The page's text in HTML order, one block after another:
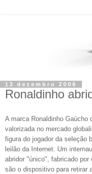
13 dezembro 2006
Ronaldinho
A marca Ronaldinho Gaúcho
valorizada no mercado
figura do jogador da seleção
leilão da Internet. Um
abridor "único", fabricado
são o dispositivo para retirar